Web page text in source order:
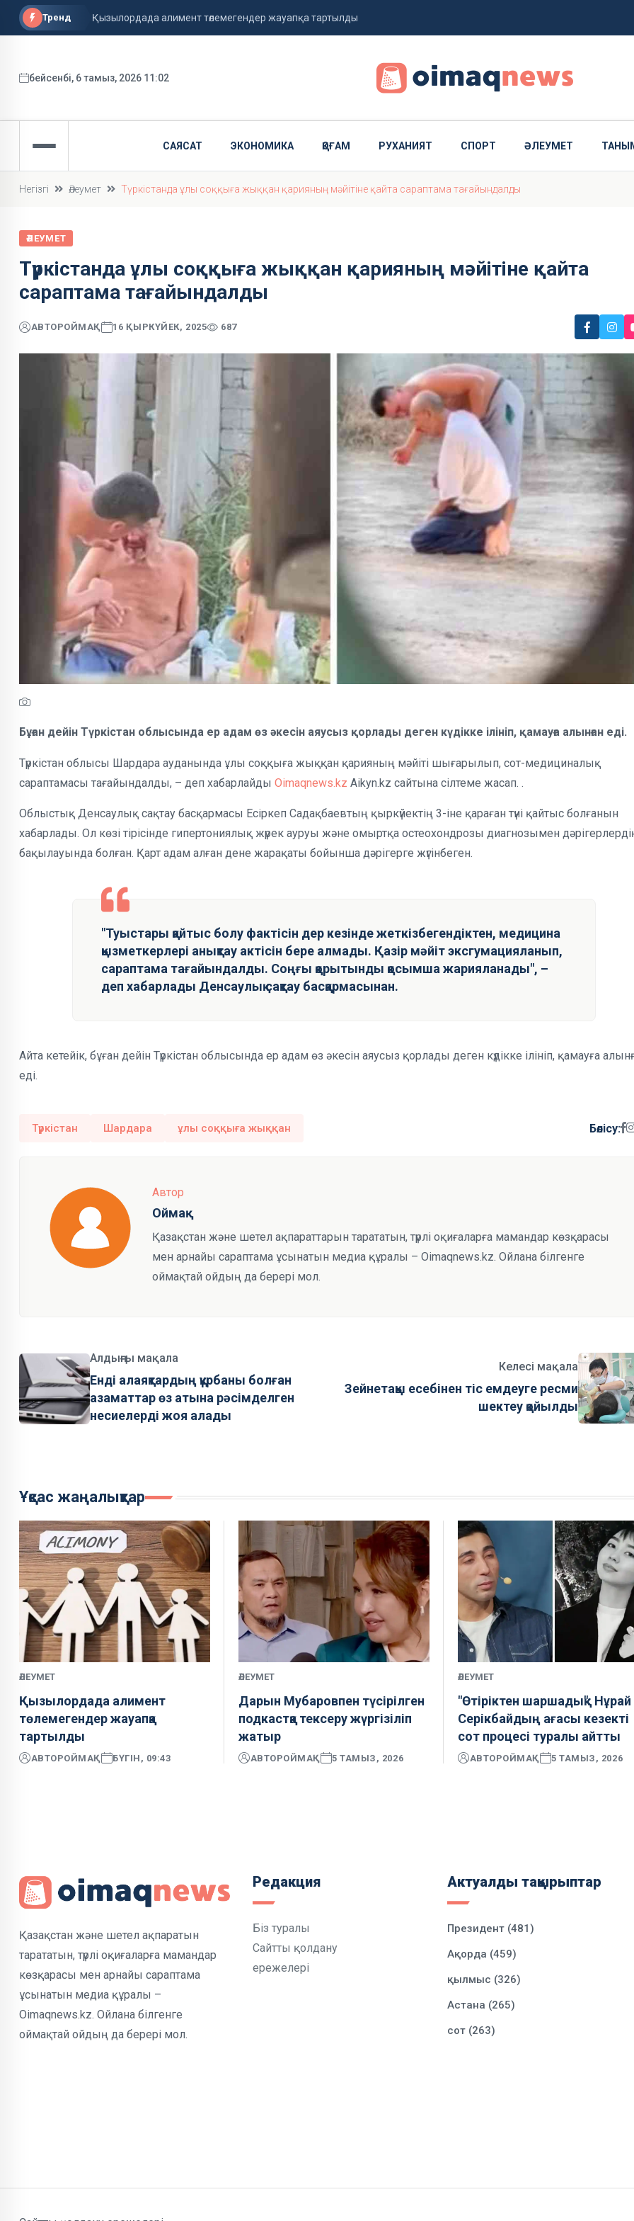
Тренд Қызылордада алимент төлемегендер жауапқа тартылды
Әуежайдағы фото: суреттегі кісі Қайсар Қамза ма?
бейсенбі, 6 тамыз, 2026 11:02
САЯСАТ ЭКОНОМИКА ҚОҒАМ РУХАНИЯТ СПОРТ ӘЛЕУМЕТ
Негізгі Әлеумет Түркістанда ұлы соққыға жыққан қарияның мәйітіне қайта сараптама тағайындалды
ӘЛЕУМЕТ
Түркістанда ұлы соққыға жыққан қарияның мәйітіне қайта
сараптама тағайындалды
АВТОРОЙМАҚ 16 ҚЫРКҮЙЕК, 2025 687
Бұған дейін Түркістан облысында ер адам өз әкесін аяусыз қорлады деген күдікке ілініп, қамауға алынған еді.
Түркістан облысы Шардара ауданында ұлы соққыға жыққан қарияның мәйіті шығарылып, сот-медициналық
сараптамасы тағайындалды, – деп хабарлайды Oimaqnews.kz Aikyn.kz сайтына сілтеме жасап. .
Облыстық Денсаулық сақтау басқармасы Есіркеп Садақбаевтың қыркүйектің 3-іне қараған түні қайтыс болғанын
хабарлады. Ол көзі тірісінде гипертониялық жүрек ауруы және омыртқа остеохондрозы диагнозымен
бақылауында болған. Қарт адам алған дене жарақаты бойынша дәрігерге жүгінбеген.
"Туыстары қайтыс болу фактісін дер кезінде жеткізбегендіктен, медицина
қызметкерлері анықтау актісін бере алмады. Қазір мәйіт эксгумацияланып,
сараптама тағайындалды. Соңғы қорытынды қосымша жарияланады", –
деп хабарлады Денсаулық сақтау басқармасынан.
Айта кетейік, бұған дейін Түркістан облысында ер адам өз әкесін аяусыз қорлады деген күдікке ілініп, қамауға
еді.
Түркістан Шардара ұлы соққыға жыққан Бөлісу:
Автор
Оймақ
Қазақстан және шетел ақпараттарын тарататын, түрлі оқиғаларға мамандар көзқарасы
мен арнайы сараптама ұсынатын медиа құралы – Oimaqnews.kz. Ойлана білгенге
оймақтай ойдың да берері мол.
Алдыңғы мақала
Енді алаяқтардың құрбаны болған
азаматтар өз атына рәсімделген
несиелерді жоя алады
Келесі мақала
Зейнетақы есебінен тіс емдеуге ресми
шектеу қойылды
Ұқсас жаңалықтар
ӘЛЕУМЕТ
Қызылордада алимент
төлемегендер жауапқа
тартылды
АВТОРОЙМАҚ БҮГІН, 09:43
ӘЛЕУМЕТ
Дарын Мубаровпен түсірілген
подкастқа тексеру жүргізіліп
жатыр
АВТОРОЙМАҚ 5 ТАМЫЗ, 2026
ӘЛЕУМЕТ
"Өтіріктен шаршадық": Нұрай
Серікбайдың ағасы кезекті
сот процесі туралы айтты
АВТОРОЙМАҚ 5 ТАМЫЗ, 2026
Қазақстан және шетел ақпаратын
тарататын, түрлі оқиғаларға мамандар
көзқарасы мен арнайы сараптама
ұсынатын медиа құралы –
Oimaqnews.kz. Ойлана білгенге
оймақтай ойдың да берері мол.
Редакция
Біз туралы
Сайтты қолдану
ережелері
Актуалды тақырыптар
Президент (481)
Ақорда (459)
қылмыс (326)
Астана (265)
сот (263)